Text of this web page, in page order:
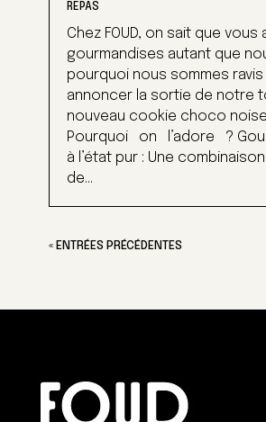
REPAS
Chez FOUD, on sait que vous
gourmandises autant que
pourquoi nous sommes
annoncer la sortie de notre
nouveau cookie choco
Pourquoi on l’adore ?
à l’état pur : Une
de...
« ENTRÉES PRÉCÉDENTES